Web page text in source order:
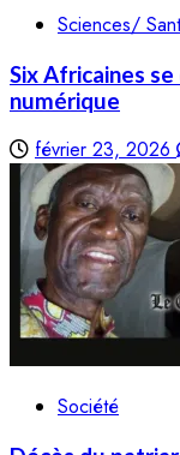
Sciences/
Six Africaines
numérique
février 23, 2026
Société